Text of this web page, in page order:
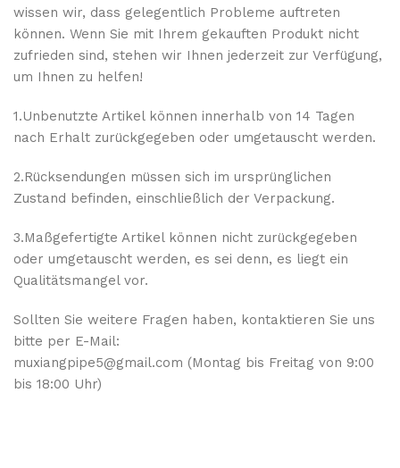
wissen wir, dass gelegentlich Probleme auftreten
können. Wenn Sie mit Ihrem gekauften Produkt nicht
zufrieden sind, stehen wir Ihnen jederzeit zur Verfügung,
um Ihnen zu helfen!
1.Unbenutzte Artikel können innerhalb von 14 Tagen
nach Erhalt zurückgegeben oder umgetauscht werden.
2.Rücksendungen müssen sich im ursprünglichen
Zustand befinden, einschließlich der Verpackung.
3.Maßgefertigte Artikel können nicht zurückgegeben
oder umgetauscht werden, es sei denn, es liegt ein
Qualitätsmangel vor.
Sollten Sie weitere Fragen haben, kontaktieren Sie uns
bitte per E-Mail:
muxiangpipe5@gmail.com (Montag bis Freitag von 9:00
bis 18:00 Uhr)